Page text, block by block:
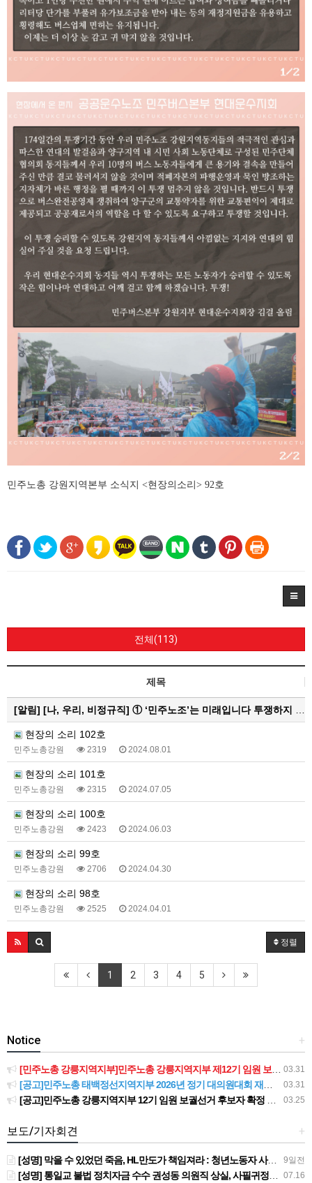
민주노총 강원지역본부 소식지 <현장의소리> 92호
전체(113)
제목
[알림] [나, 우리, 비정규직] ① ‘민주노조’는 미래입니다 투쟁하지 않으면 쟁취하지 못합니다
현장의 소리 102호
민주노총강원 2319 2024.08.01
현장의 소리 101호
민주노총강원 2315 2024.07.05
현장의 소리 100호
민주노총강원 2423 2024.06.03
현장의 소리 99호
민주노총강원 2706 2024.04.30
현장의 소리 98호
민주노총강원 2525 2024.04.01
정렬
1 2 3 4 5
+
Notice
03.31
[민주노총 강릉지역지부]민주노총 강릉지역지부 제12기 임원 보궐선거결과 공고
03.31
[공고]민주노총 태백정선지역지부 2026년 정기 대의원대회 재소집 건
03.25
[공고]민주노총 강릉지역지부 12기 임원 보궐선거 후보자 확정 공고
+
보도/기자회견
9일전
[성명] 막을 수 있었던 죽음, HL만도가 책임져라 : 청년노동자 사망사고의 철저한 진상규명과 재발방지 대책 마련하라
07.16
[성명] 통일교 불법 정치자금 수수 권성동 의원직 상실, 사필귀정이다